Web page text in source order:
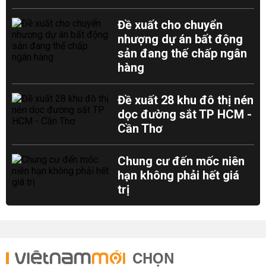
Đề xuất cho chuyển
nhượng dự án bất động
sản đang thế chấp ngân
hàng
Đề xuất 28 khu đô thị nén
dọc đường sắt TP HCM -
Cần Thơ
Chung cư đến mốc niên
hạn không phải hết giá
trị
CHỌN